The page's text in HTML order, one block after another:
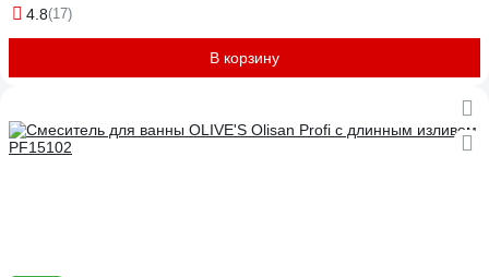
4.8(17)
В корзину